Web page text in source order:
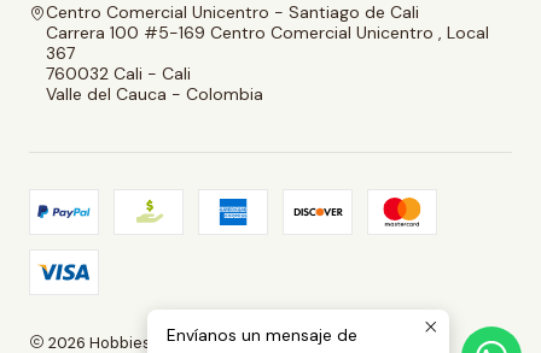
Centro Comercial Unicentro - Santiago de Cali
Carrera 100 #5-169 Centro Comercial Unicentro , Local
367
760032 Cali - Cali
Valle del Cauca - Colombia
2026 Hobbies and Collectibles.
Envíanos un mensaje de